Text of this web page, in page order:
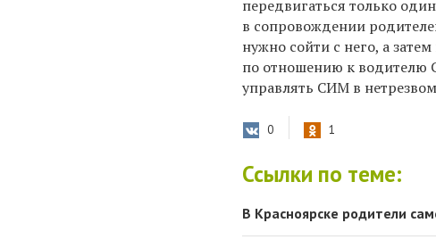
передвигаться только
в сопровождении
нужно сойти с него, а
по отношению к водителю
управлять СИМ в
0 1
Ссылки по теме:
В Красноярске родители